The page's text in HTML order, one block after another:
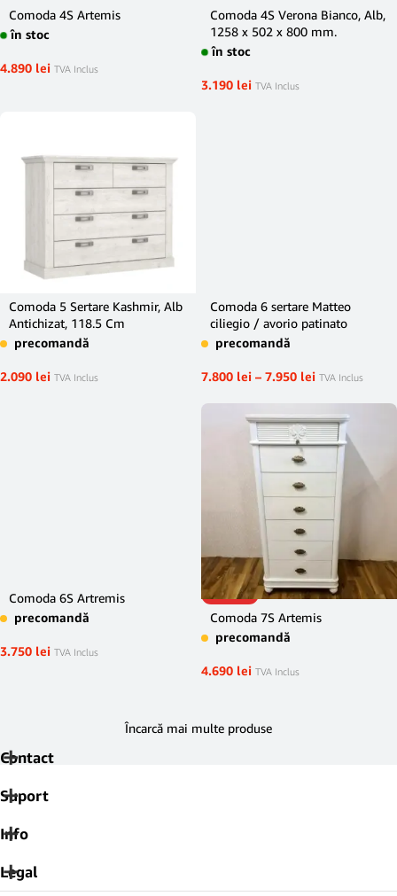
Comoda 4S Artemis
în stoc
4.890 lei TVA Inclus
Comoda 4S Verona Bianco, Alb,
1258 x 502 x 800 mm.
în stoc
3.190 lei TVA Inclus
Comoda 5 Sertare Kashmir, Alb
Antichizat, 118.5 Cm
precomandă
2.090 lei TVA Inclus
Comoda 6 sertare Matteo
ciliegio / avorio patinato
precomandă
7.800 lei – 7.950 lei TVA Inclus
Comoda 6S Artremis
precomandă
3.750 lei TVA Inclus
POPULAR
Comoda 7S Artemis
precomandă
4.690 lei TVA Inclus
Încarcă mai multe produse
Contact
Suport
Info
Legal